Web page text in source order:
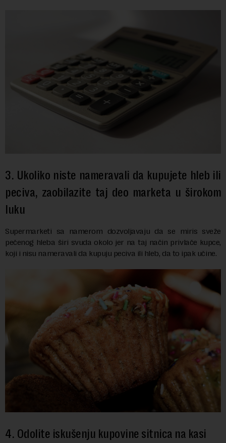
3. Ukoliko niste nameravali da kupujete hleb ili
peciva, zaobilazite taj deo marketa u širokom
luku
Supermarketi sa namerom dozvoljavaju da se miris sveže
pečenog hleba širi svuda okolo jer na taj način privlače kupce,
koji i nisu nameravali da kupuju peciva ili hleb, da to ipak učine.
4. Odolite iskušenju kupovine sitnica na kasi